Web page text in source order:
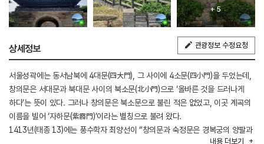
+ 5
상세정보 관광정보 수정요청
서울성곽에는 동서남북에 4대문(四大門), 그 사이에 4소문(四小門)을 두었는데,
창의문은 서대문과 북대문 사이의 북소문(北小門)으로 ‘올바른 것을 드러나게
하다’는 뜻이 있다. 그러나 창의문은 북소문으로 불린 적은 없었고, 이곳 계곡의
이름을 빌어 ‘자하문(紫霞門)’이라는 별칭으로 불려 왔다.
1413년(태종 13)에는 풍수학자 최양선이 “창의문과 숙정문은 경복궁의 양팔과
내용 더보기